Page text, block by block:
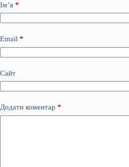
Ім’я *
Email *
Сайт
Додати коментар *